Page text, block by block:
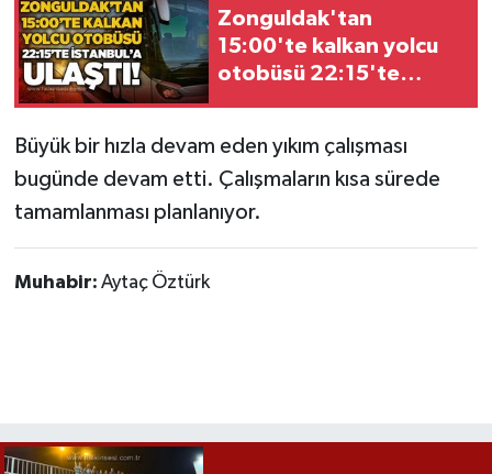
Zonguldak'tan
15:00'te kalkan yolcu
otobüsü 22:15'te
Büyük bir hızla devam eden yıkım çalışması
bugünde devam etti. Çalışmaların kısa sürede
tamamlanması planlanıyor.
Muhabir: Aytaç Öztürk
İş ilanı
Kilimli
Kültür - Sanat
MAGAZİN
Politika
Sağlık